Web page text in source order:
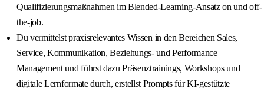
Qualifizierungsmaßnahmen im Blended-Learning-Ansatz on und off-
the-job.
Du vermittelst praxisrelevantes Wissen in den Bereichen Sales,
Service, Kommunikation, Beziehungs- und Performance
Management und führst dazu Präsenztrainings, Workshops und
digitale Lernformate durch, erstellst Prompts für KI-gestützte